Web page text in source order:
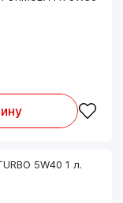
5W40 1 л.